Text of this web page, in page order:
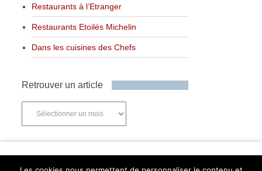
Restaurants à l’Etranger
Restaurants Etoilés Michelin
Dans les cuisines des Chefs
Retrouver un article